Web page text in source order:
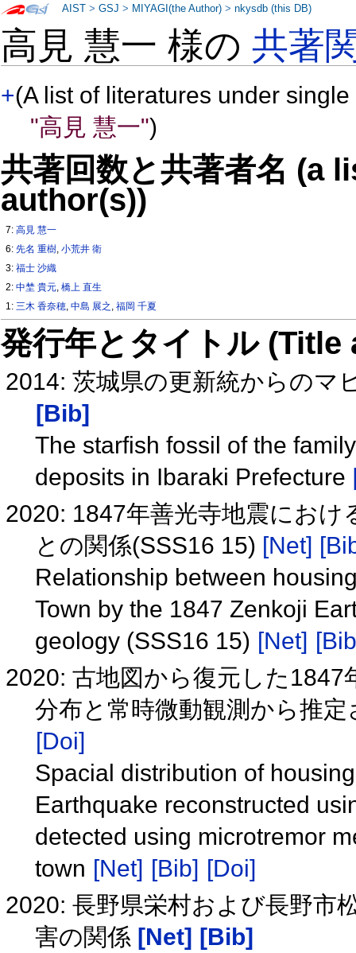
高見 慧一 様の共著
+(A list of literatures under
"高見 慧一")
共著回数と共著者名 (a
author(s))
7:高見 慧一
6:先名 重樹,小荒井 衛
3:福士 沙織
2:中埜 貴元,橋上 直生
1:三木 香奈穂,中島 展之 ,福岡 千夏
発行年とタイトル
2014: 茨城県の更新統からのマ
[Bib]
The starfish fossil of the
deposits in Ibaraki Prefecture
2020: 1847年善光寺地震におけ
との関係(SSS16 15) [Net]
Relationship between
Town by the 1847 Zenkoji
geology (SSS16 15) [Net]
2020: 古地図から復元した
分布と常時微動観測から推
[Doi]
Spacial distribution of
Earthquake reconstructed
detected using microtremor
town [Net] [Bib] [Doi]
2020: 長野県栄村および長野市
害の関係 [Net] [Bib]
AIST >GSJ > MIYAGI(the Author) >nkysdb (this DB)